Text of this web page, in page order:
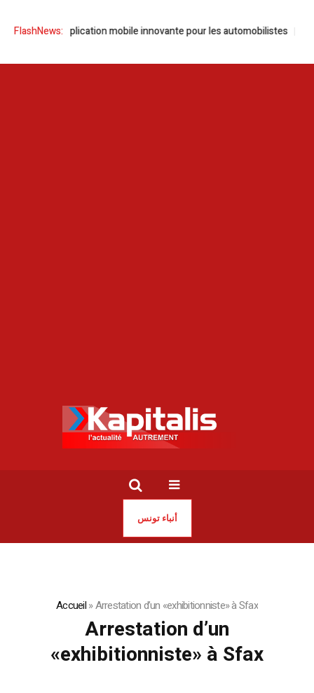
FlashNews:
une application mobile innovante pour les automobilistes KIKO
أنباء تونس
Accueil»Arrestation d’un «exhibitionniste» à Sfax
Arrestation d’un
«exhibitionniste» à Sfax